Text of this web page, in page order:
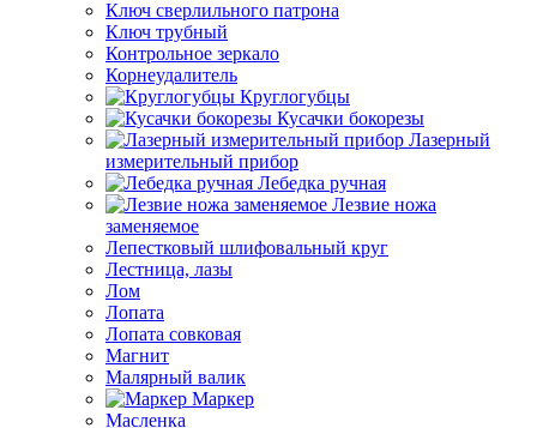
Ключ сверлильного патрона
Ключ трубный
Контрольное зеркало
Корнеудалитель
Круглогубцы
Кусачки бокорезы
Лазерный
измерительный прибор
Лебедка ручная
Лезвие ножа
заменяемое
Лепестковый шлифовальный круг
Лестница, лазы
Лом
Лопата
Лопата совковая
Магнит
Малярный валик
Маркер
Масленка